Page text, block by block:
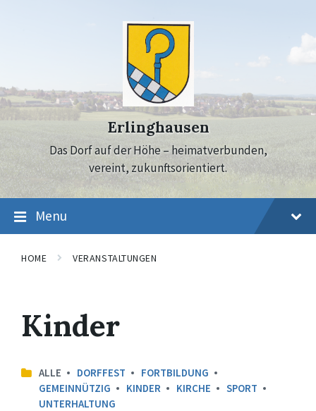
Erlinghausen
Das Dorf auf der Höhe – heimatverbunden,
vereint, zukunftsorientiert.
Menu
HOME VERANSTALTUNGEN
Kinder
ALLE DORFFEST
FORTBILDUNG
GEMEINNÜTZIG
KINDER KIRCHE
SPORT
UNTERHALTUNG